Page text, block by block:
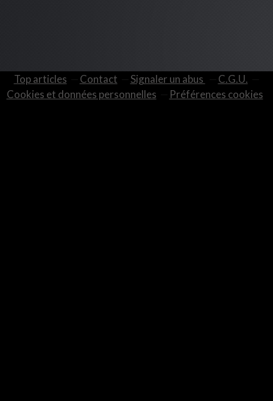
Top articles Contact Signaler un abus
C.G.U.
Cookies et données personnelles
Préférences cookies